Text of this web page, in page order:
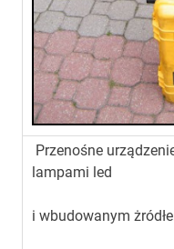
Przenośne
lampami led
i wbudowanym